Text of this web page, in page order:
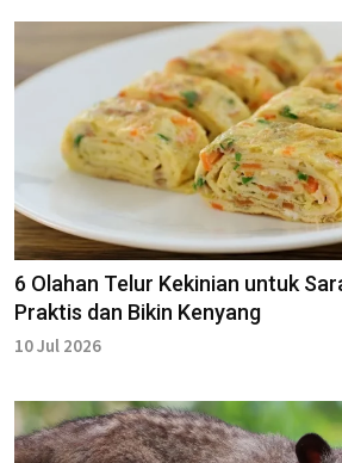
6 Olahan Telur Kekinian untuk
Praktis dan Bikin Kenyang
10 Jul 2026